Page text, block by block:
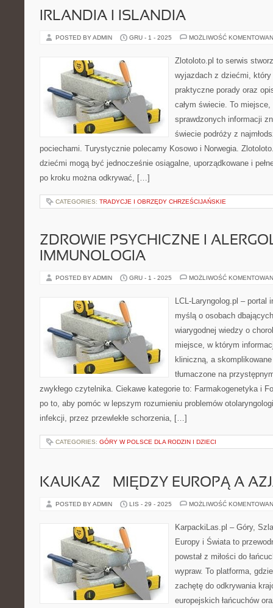
IRLANDIA I ISLANDIA
POSTED BY ADMIN GRU - 1 - 2025 MOŻLIWOŚĆ
Zlotoloto.pl to serwis
wyjazdach z dziećmi, który
praktyczne porady oraz
całym świecie. To
sprawdzonych informacji
świecie podróży z
pociechami. Turystycznie polecamy Kosowo i Norwegia.
dziećmi mogą być jednocześnie osiągalne, uporządkowane i
po kroku można odkrywać, […]
CATEGORIES: TRADYCJE I OBRZĘDY CHRZEŚCIJAŃSKIE
ZDROWIE PSYCHICZNE I
IMMUNOLOGIA
POSTED BY ADMIN GRU - 1 - 2025 MOŻLIWOŚĆ
LCL-Laryngolog.pl – portal
myślą o osobach
wiarygodnej wiedzy o
miejsce, w którym
kliniczną, a
tłumaczone na
zwykłego czytelnika. Ciekawe kategorie to: Farmakogenetyka i
po to, aby pomóc w lepszym rozumieniu problemów
infekcji, przez przewlekłe schorzenia, […]
CATEGORIES: GÓRY W POLSCE DLA RODZIN I DZIECI
KAUKAZ – MIĘDZY EUROPĄ A
POSTED BY ADMIN LIS - 29 - 2025 MOŻLIWOŚĆ
KarpackiLas.pl – Góry,
Europy i Świata to
powstał z miłości do
wypraw. To platforma,
zachętę do odkrywania
europejskich łańcuchów